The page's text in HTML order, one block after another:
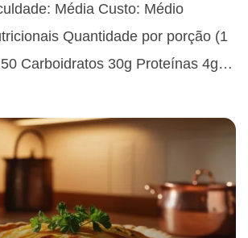
Média Custo: Médio
Quantidade por porção (1
Carboidratos 30g Proteínas 4g…